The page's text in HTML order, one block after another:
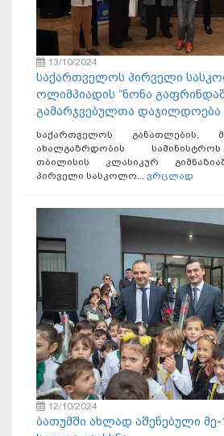
13/10/2024
საქართველოს პირველი
ოლიმპიადის “ნონა
გამარჯვებულთა დაჯილდოება
საქართველოს განათლების,
ახალგაზრდობის
თბილისის კლასიკურ
პირველი სასკოლო... ვრცლად
12/10/2024
ბათუმში ახლად აშენებული